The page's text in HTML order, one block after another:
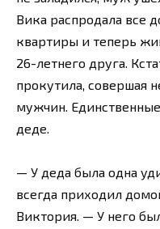
Вика распродала все
квартиры и теперь
26-летнего друга.
прокутила, совершая
мужчин.
деде.
— У деда была одна
всегда приходил
Виктория. — У него